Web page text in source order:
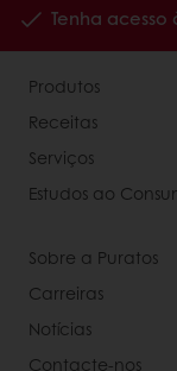
Tenha
Produtos
Receitas
Serviços
Estudos ao
Sobre a Puratos
Carreiras
Notícias
Contacte-nos